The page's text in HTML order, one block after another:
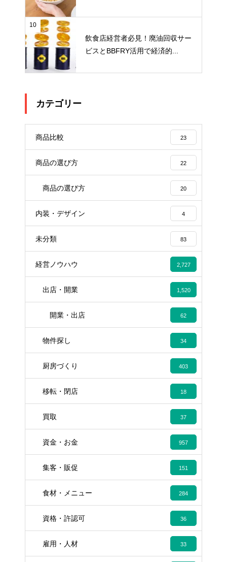
10
飲食店経営者必見！廃油回収サー
ビスとBBFRY活用で経済的...
カテゴリー
商品比較 23
商品の選び方 22
商品の選び方 20
内装・デザイン 4
未分類 83
経営ノウハウ 2,727
出店・開業 1,520
開業・出店 62
物件探し 34
厨房づくり 403
移転・閉店 18
買取 37
資金・お金 957
集客・販促 151
食材・メニュー 284
資格・許認可 36
雇用・人材 33